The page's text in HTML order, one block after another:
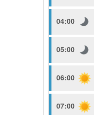
04:00
05:00
06:00
07:00